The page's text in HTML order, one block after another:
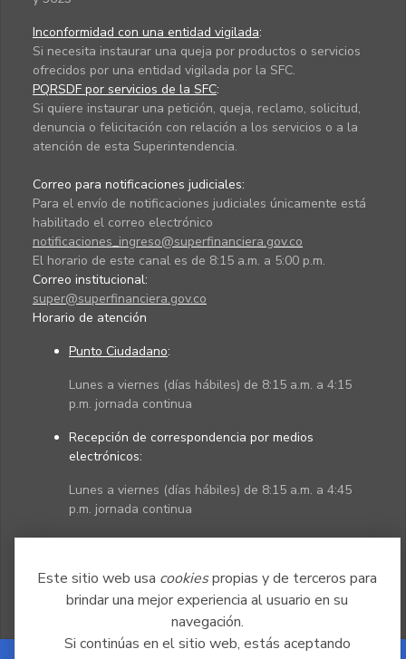
Este sitio web usa cookiespropias y de terceros para
brindar una mejor experiencia al usuario en su
navegación.
Si continúas en el sitio web, estás aceptando
Inconformidad con una entidad vigilada:
Si necesita instaurar una queja por productos o servicios
ofrecidos por una entidad vigilada por la SFC.
PQRSDF por servicios de la SFC:
Si quiere instaurar una petición, queja, reclamo, solicitud,
denuncia o felicitación con relación a los servicios o a la
atención de esta Superintendencia.
Correo para notificaciones judiciales:
Para el envío de notificaciones judiciales únicamente está
habilitado el correo electrónico
notificaciones_ingreso@superfinanciera.gov.co
El horario de este canal es de 8:15 a.m. a 5:00 p.m.
Correo institucional:
super@superfinanciera.gov.co
Horario de atención
Punto Ciudadano:
Lunes a viernes (días hábiles) de 8:15 a.m. a 4:15
p.m. jornada continua
Recepción de correspondencia por medios
electrónicos:
Lunes a viernes (días hábiles) de 8:15 a.m. a 4:45
p.m. jornada continua